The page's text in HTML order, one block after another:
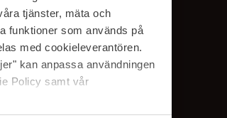
tjänster, mäta och
funktioner som används på
med cookieleverantören.
kan anpassa användningen
Policy samt vår